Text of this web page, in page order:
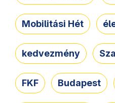
Mobilitási Hét
kedvezmény
FKF Budapest